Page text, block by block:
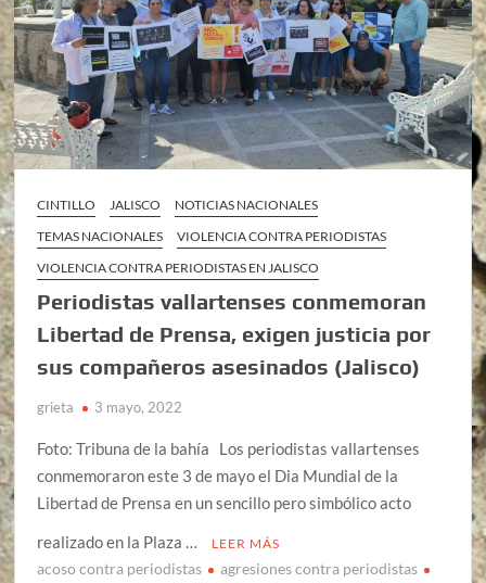
CINTILLO JALISCO
NOTICIAS NACIONALES
TEMAS NACIONALES
VIOLENCIA CONTRA PERIODISTAS
VIOLENCIA CONTRA PERIODISTAS EN JALISCO
Periodistas vallartenses conmemoran
Libertad de Prensa, exigen justicia por
sus compañeros asesinados (Jalisco)
grieta 3 mayo, 2022
Foto: Tribuna de la bahía Los periodistas vallartenses
conmemoraron este 3 de mayo el Dia Mundial de la
Libertad de Prensa en un sencillo pero simbólico acto
realizado en la Plaza …
LEER MÁS
acoso contra periodistas
agresiones contra periodistas